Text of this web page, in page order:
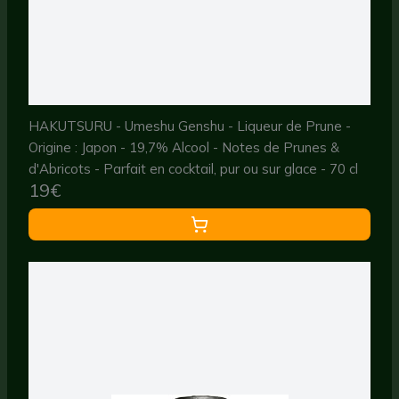
HAKUTSURU - Umeshu Genshu - Liqueur de Prune -
Origine : Japon - 19,7% Alcool - Notes de Prunes &
d'Abricots - Parfait en cocktail, pur ou sur glace - 70 cl
19€